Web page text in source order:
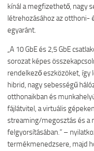
kínál a megfizethető, nagy
létrehozásához az otthoni-
egyaránt.
„A 10 GbE és 2,5 GbE
sorozat képes
rendelkező eszközöket, így
hibrid, nagy sebességű
otthonaikban és
fájlátvitel, a virtuális
streaming/megosztás és a
felgyorsításában.” –
termékmenedzsere, majd